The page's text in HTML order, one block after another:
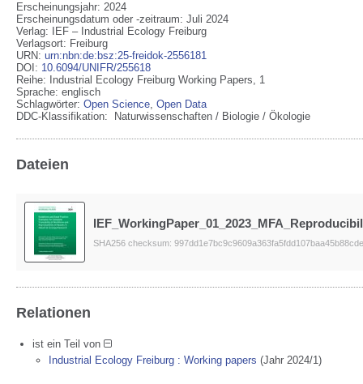
Erscheinungsjahr: 2024
Erscheinungsdatum oder -zeitraum: Juli 2024
Verlag:
IEF – Industrial Ecology Freiburg
Verlagsort: Freiburg
URN: urn:nbn:de:bsz:25-freidok-2556181
DOI : 10.6094/UNIFR/255618
Reihe: Industrial Ecology Freiburg Working Papers, 1
Sprache: englisch
Schlagwörter: Open Science, Open Data
DDC-Klassifikation:
Naturwissenschaften / Biologie / Ökologie
Dateien
SHA256 checksum:
Relationen
ist ein Teil von
Industrial Ecology Freiburg : Working papers (Jahr 2024/1)